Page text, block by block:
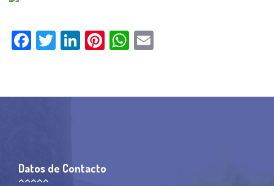
Facebook
Twitter
LinkedIn
Pinterest
WhatsApp
Datos de Contacto